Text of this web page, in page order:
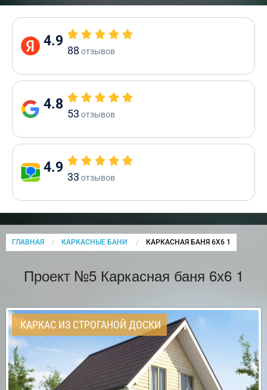
4.9
88 отзывов
4.8
53 отзывов
4.9
33 отзывов
ГЛАВНАЯ КАРКАСНЫЕ БАНИ CURRENT:
КАРКАСНАЯ БАНЯ 6Х6 1
Проект №5 Каркасная баня 6х6 1
КАРКАС ИЗ СТРОГАНОЙ ДОСКИ